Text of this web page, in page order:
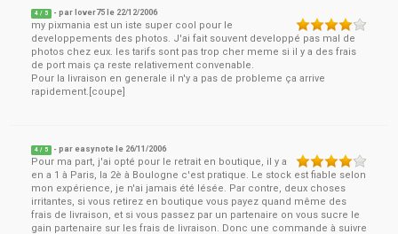
4 / 5 - par lover75 le 22/12/2006
my pixmania est un iste super cool pour le
developpements des photos. J'ai fait souvent developpé pas mal de
photos chez eux. les tarifs sont pas trop cher meme si il y a des frais
de port mais ça reste relativement convenable.
Pour la livraison en generale il n'y a pas de probleme ça arrive
rapidement.[coupe]
4 / 5 - pareasynote le 26/11/2006
Pour ma part, j'ai opté pour le retrait en boutique, il y a
en a 1 à Paris, la 2è à Boulogne c'est pratique. Le stock est fiable selon
mon expérience, je n'ai jamais été lésée. Par contre, deux choses
irritantes, si vous retirez en boutique vous payez quand même des
frais de livraison, et si vous passez par un partenaire on vous sucre le
gain partenaire sur les frais de livraison. Donc une commande à suivre